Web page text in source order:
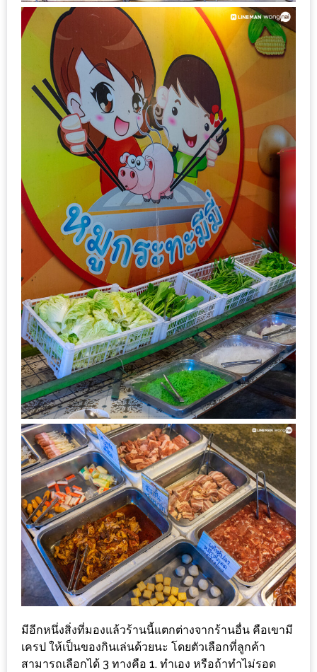
งาน
เดียว
ทั้ง
ช้อป
กิน
เที่ยว
พร้อม
โปร
สำหรับ
คน
รัก
บ้าน
มากมาย
MAPS
MY
ACCOUNT
NEW
FACEBOOK
TIMELINE
POLICY
OKTOBERFEST
ครั้ง
ที่
2
เทศกาล
เบียร์
ที่
ใหญ่
ที่สุด
มีอีกหนึ่งสิ่งที่มองแล้วร้านนี้แตกต่างจากร้านอื่น คือเขามี
เครป ให้เป็นของกินเล่นด้วยนะ โดยตัวเลือกที่ลูกค้า
สามารถเลือกได้ 3 ทางคือ 1. ทำเอง หรือถ้าทำไม่รอด